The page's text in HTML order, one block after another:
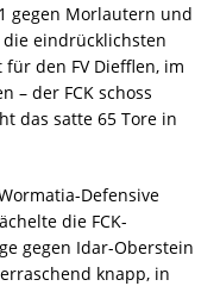
gegen Morlautern und
eindrücklichsten
den FV Diefflen, im
– der FCK schoss
das satte 65 Tore in
Defensive
die FCK-
gegen Idar-Oberstein
knapp, in